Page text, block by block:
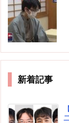
新着記事